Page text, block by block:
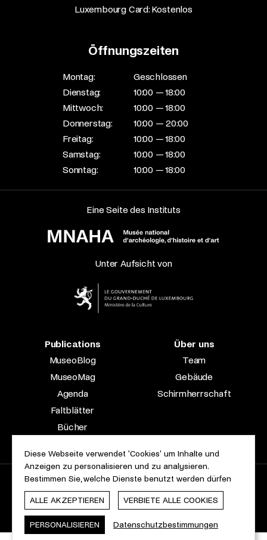
Luxembourg Card: Kostenlos
Öffnungszeiten
Montag:
Geschlossen
Dienstag:
10:00 — 18:00
Mittwoch:
10:00 — 18:00
Donnerstag:
10:00 — 20:00
Freitag:
10:00 — 18:00
Samstag:
10:00 — 18:00
Sonntag:
10:00 — 18:00
Eine Seite des Instituts
Unter Aufsicht von
Publications
MuseoBlog
MuseoMag
Agenda
Faltblätter
Bücher
Über uns
Team
Gebäude
Schirmherrschaft
2023 © Le Musée national d’archéologie, d’histoire et d’art |
Über diese Seite
Barrierefreiheit
Rechtliche Hinweise
Diese Webseite verwendet 'Cookies' um Inhalte und
Anzeigen zu personalisieren und zu analysieren.
Bestimmen Sie, welche Dienste benutzt werden dürfen
ALLE AKZEPTIEREN VERBIETE ALLE COOKIES
PERSONALISIEREN Datenschutzbestimmungen